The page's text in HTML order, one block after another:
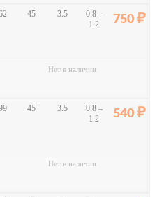
45 3.5
0.8 –
1.2
750
Нет в наличии
45 3.5
0.8 –
1.2
540
Нет в наличии